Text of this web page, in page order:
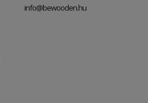
info@bewooden.hu